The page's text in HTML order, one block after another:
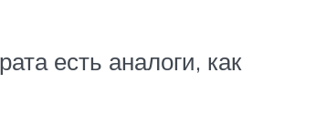
есть аналоги, как